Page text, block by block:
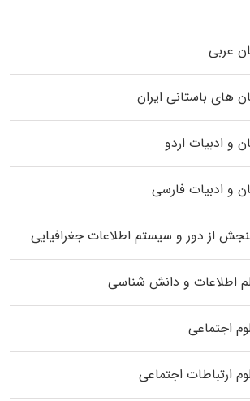
عربی
های باستانی ایران
و ادبیات اردو
و ادبیات فارسی
از دور و سیستم اطلاعات جغرافیایی
اطلاعات و دانش شناسی
اجتماعی
ارتباطات اجتماعی